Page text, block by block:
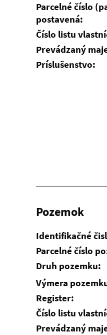
Parcelné číslo
postavená:
Číslo listu
Prevádzaný
Príslušenstvo:
Pozemok
Identifikačné
Parcelné číslo
Druh pozemku:
Výmera
Register:
Číslo listu
Prevádzaný